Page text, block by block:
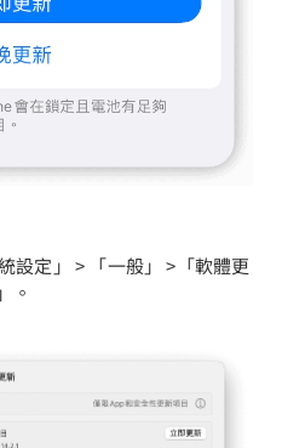
設定」 > 「一般」 >「軟體更
。